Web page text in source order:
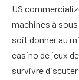
US
machines à
soit donner au
casino de jeux
survivre